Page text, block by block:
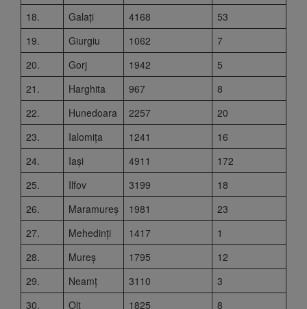
18.
Galați 4168
53
19.
Giurgiu 1062
7
20.
Gorj 1942
5
21.
Harghita 967
8
22.
Hunedoara 2257
20
23.
Ialomița 1241
16
24.
Iași 4911
172
25.
Ilfov 3199
18
26.
Maramureș 1981
23
27.
Mehedinți 1417
1
28.
Mureș 1795
12
29.
Neamț 3110
3
30.
Olt 1825
8